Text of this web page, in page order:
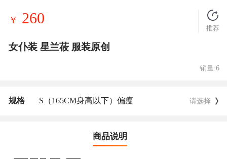
￥ 260
推荐
女仆装 星兰莜 服装原创
销量:6
规格 S（165CM身高以下）偏瘦 请选择
商品说明